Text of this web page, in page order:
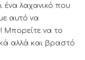
ένα λαχανικό που
αυτό να
Μπορείτε να το
αλλά και βραστό